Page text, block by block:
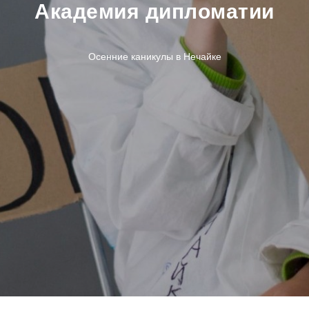
Академия дипломатии
Осенние каникулы в Нечайке